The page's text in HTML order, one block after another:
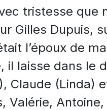
tristesse que
Gilles Dupuis,
l’époux de
il laisse dans le
Claude (Linda)
Valérie,